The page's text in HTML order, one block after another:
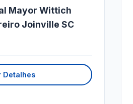
Mayor Wittich
Joinville SC
Detalhes